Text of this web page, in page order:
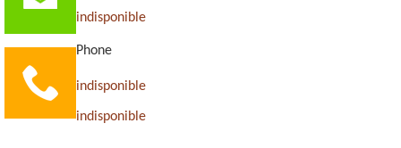
indisponible
Phone
indisponible
indisponible